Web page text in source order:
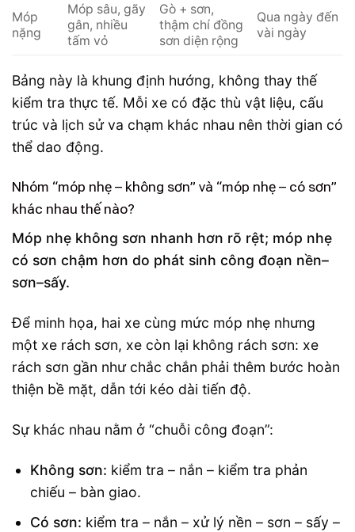
Móp
nặng
Móp sâu, gãy
gân, nhiều
tấm vỏ
Gò + sơn,
thậm chí đồng
sơn diện rộng
Qua ngày đến
vài ngày
Bảng này là khung định hướng, không thay thế
kiểm tra thực tế. Mỗi xe có đặc thù vật liệu, cấu
trúc và lịch sử va chạm khác nhau nên thời gian có
thể dao động.
Nhóm “móp nhẹ – không sơn” và “móp nhẹ – có sơn”
khác nhau thế nào?
Móp nhẹ không sơn nhanh hơn rõ rệt; móp nhẹ
có sơn chậm hơn do phát sinh công đoạn nền–
sơn–sấy.
Để minh họa, hai xe cùng mức móp nhẹ nhưng
một xe rách sơn, xe còn lại không rách sơn: xe
rách sơn gần như chắc chắn phải thêm bước hoàn
thiện bề mặt, dẫn tới kéo dài tiến độ.
Sự khác nhau nằm ở “chuỗi công đoạn”:
Không sơn: kiểm tra – nắn – kiểm tra phản
chiếu – bàn giao.
Có sơn: kiểm tra – nắn – xử lý nền – sơn – sấy –